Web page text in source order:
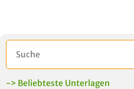
-> Beliebteste Unterlagen